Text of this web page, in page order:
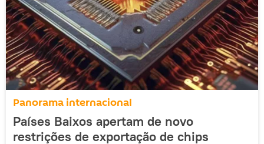
Panorama internacional
Países Baixos apertam de novo
restrições de exportação de chips